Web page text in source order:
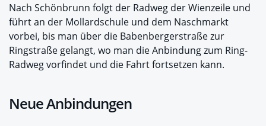
Nach Schönbrunn folgt der Radweg der Wienzeile und
führt an der Mollardschule und dem Naschmarkt
vorbei, bis man über die Babenbergerstraße zur
Ringstraße gelangt, wo man die Anbindung zum Ring-
Radweg vorfindet und die Fahrt fortsetzen kann.
Neue Anbindungen